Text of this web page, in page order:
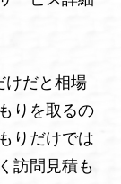
けだと相場
りを取るの
りだけでは
訪問見積も